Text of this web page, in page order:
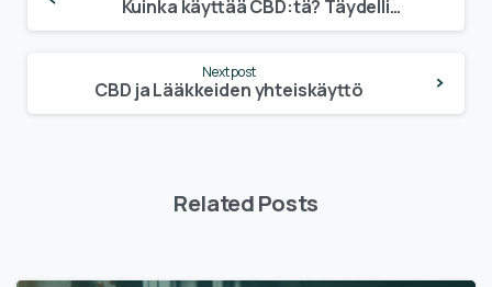
Reading
Kuinka käyttää CBD:tä? Täydellinen CBD-opas
Next post
CBD ja Lääkkeiden yhteiskäyttö
Related Posts